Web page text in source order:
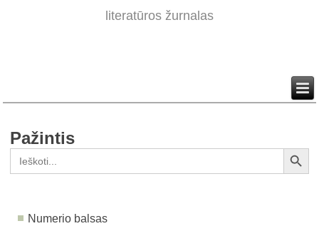
literatūros žurnalas
Pažintis
for:
Search Button
Numerio balsas